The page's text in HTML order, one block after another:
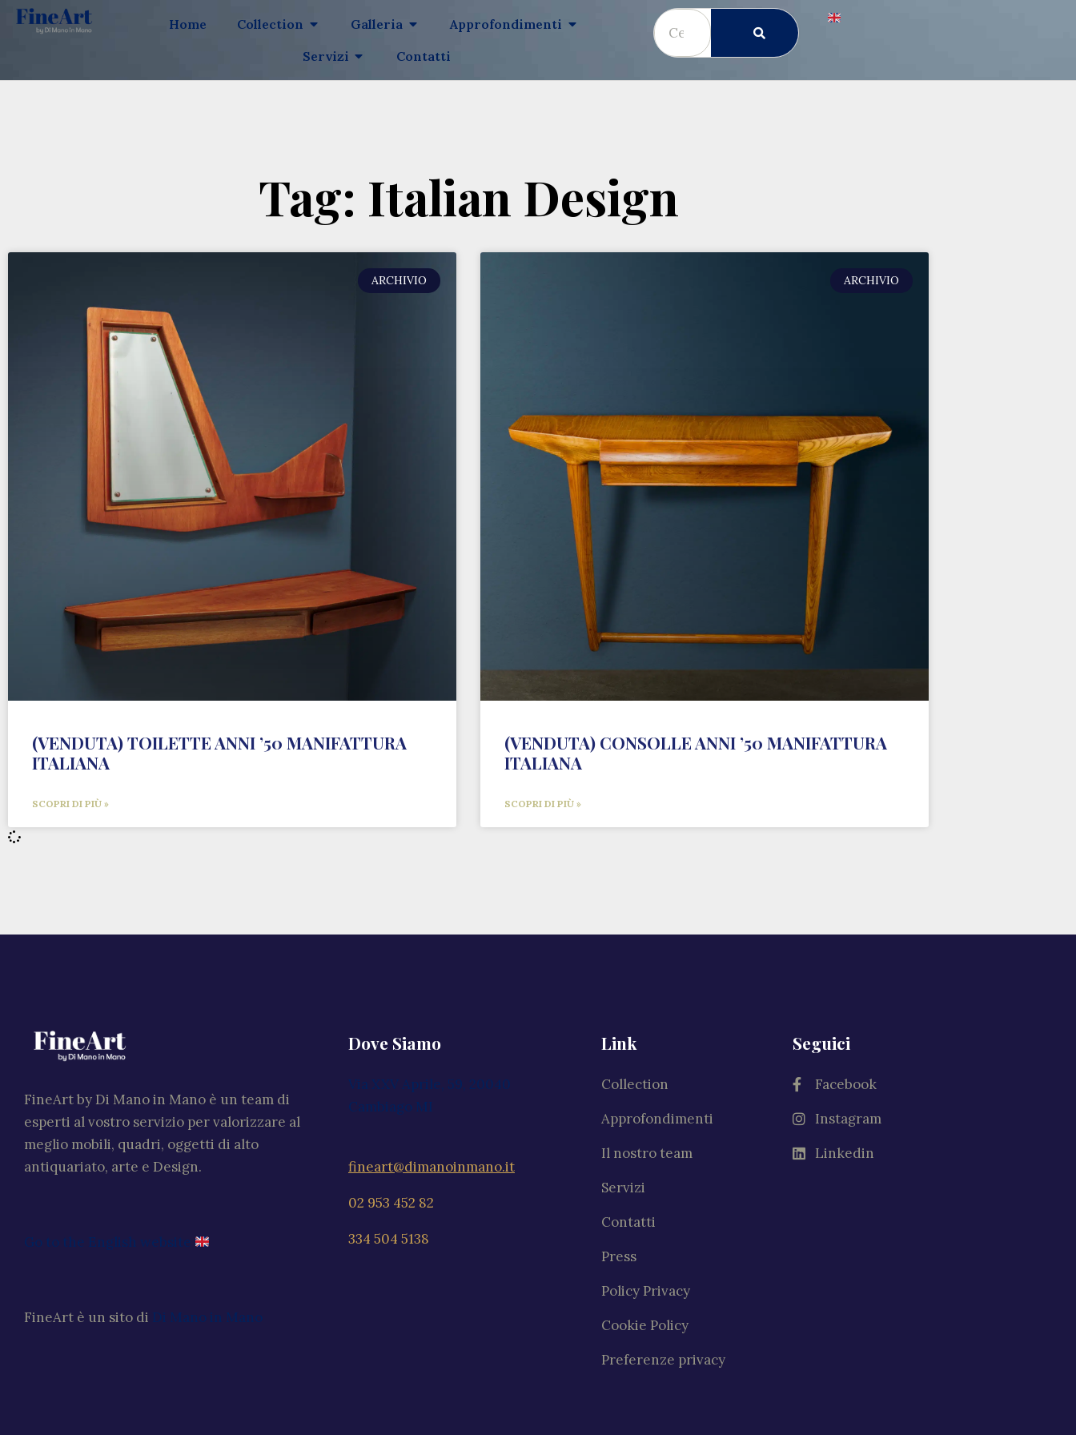
Home Collection Galleria
Approfondimenti
Servizi
Contatti
Tag: Italian Design
ARCHIVIO
(VENDUTA) TOILETTE ANNI ’50 MANIFATTURA
ITALIANA
SCOPRI DI PIÙ »
ARCHIVIO
(VENDUTA) CONSOLLE ANNI ’50 MANIFATTURA
ITALIANA
SCOPRI DI PIÙ »
FineArt by Di Mano in Mano è un team di
esperti al vostro servizio per valorizzare al
meglio mobili, quadri, oggetti di alto
antiquariato, arte e Design.
Go to the English website
FineArt è un sito di Di Mano in Mano
Dove Siamo
Via XXV Aprile, 59, 20040
Cambiago MI
fineart@dimanoinmano.it
02 953 452 82
334 504 5138
Link
Collection
Approfondimenti
Il nostro team
Servizi
Contatti
Press
Policy Privacy
Cookie Policy
Preferenze privacy
Seguici
Facebook
Instagram
Linkedin